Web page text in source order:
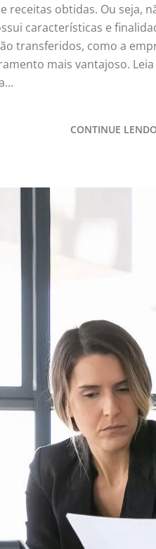
obtidas. Ou seja,
características e
transferidos, como a
mais vantajoso.
CONTINUE LENDO